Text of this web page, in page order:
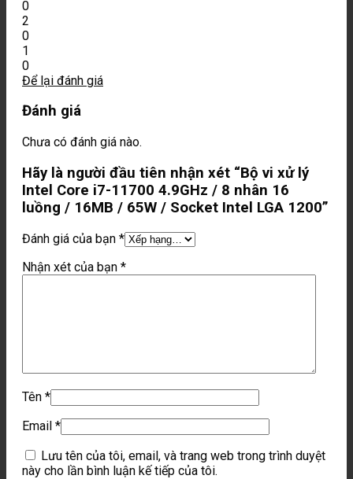
0
2
0
1
0
Để lại đánh giá
Đánh giá
Chưa có đánh giá nào.
Hãy là người đầu tiên nhận xét “Bộ vi xử lý
Intel Core i7-11700 4.9GHz / 8 nhân 16
luồng / 16MB / 65W / Socket Intel LGA 1200”
Đánh giá của bạn *
Nhận xét của bạn *
Tên *
Email *
Lưu tên của tôi, email, và trang web trong trình duyệt
này cho lần bình luận kế tiếp của tôi.